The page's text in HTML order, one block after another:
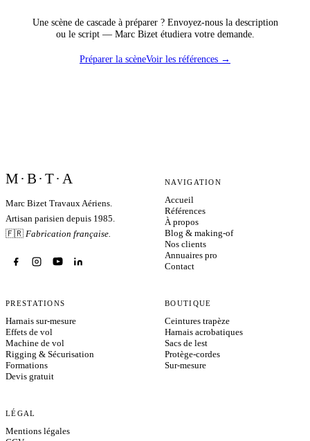
Une scène de cascade à préparer ? Envoyez-nous la description
ou le script — Marc Bizet étudiera votre demande.
Préparer la scèneVoir les références →
M·B·T·A
Marc Bizet Travaux Aériens.
Artisan parisien depuis 1985.
🇫🇷 Fabrication française.
NAVIGATION
Accueil
Références
À propos
Blog & making-of
Nos clients
Annuaires pro
Contact
PRESTATIONS
Harnais sur-mesure
Effets de vol
Machine de vol
Rigging & Sécurisation
Formations
Devis gratuit
BOUTIQUE
Ceintures trapèze
Harnais acrobatiques
Sacs de lest
Protège-cordes
Sur-mesure
LÉGAL
Mentions légales